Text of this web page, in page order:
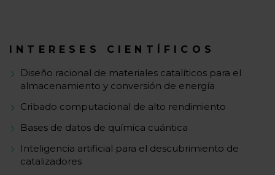
INTERESES CIENTÍFICOS
Diseño racional de materiales catalíticos para el
almacenamiento y conversión de energía
Cribado computacional de alto rendimiento
Bases de datos de química cuántica
Inteligencia artificial para el descubrimiento de
catalizadores